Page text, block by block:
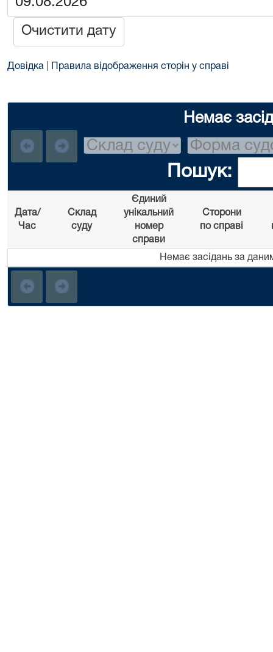
Очистити дату
Довідка Правила відображення сторін у справі
Немає
Пошук:
Дата/
Час
Склад
суду
Єдиний
унікальний
номер
справи
Сторони
по справі
Немає засідань за